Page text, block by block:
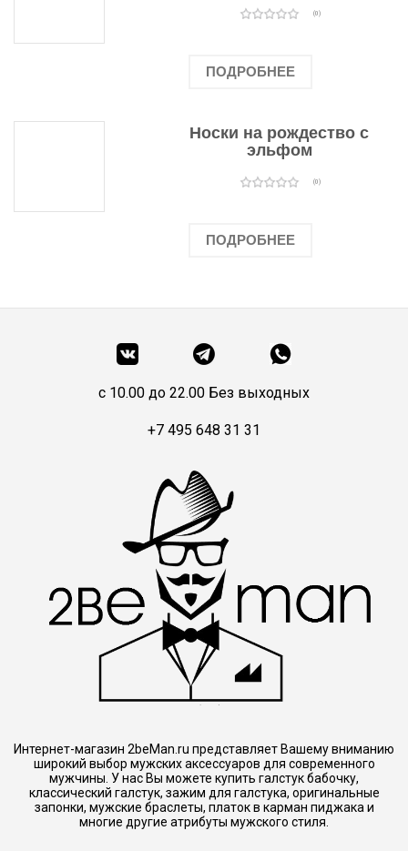
(0)
ПОДРОБНЕЕ
Носки на рождество с
эльфом
(0)
ПОДРОБНЕЕ
c 10.00 до 22.00 Без выходных
+7 495 648 31 31
Интернет-магазин 2beMan.ru представляет Вашему вниманию
широкий выбор мужских аксессуаров для современного
мужчины. У нас Вы можете купить галстук бабочку,
классический галстук, зажим для галстука, оригинальные
запонки, мужские браслеты, платок в карман пиджака и
многие другие атрибуты мужского стиля.